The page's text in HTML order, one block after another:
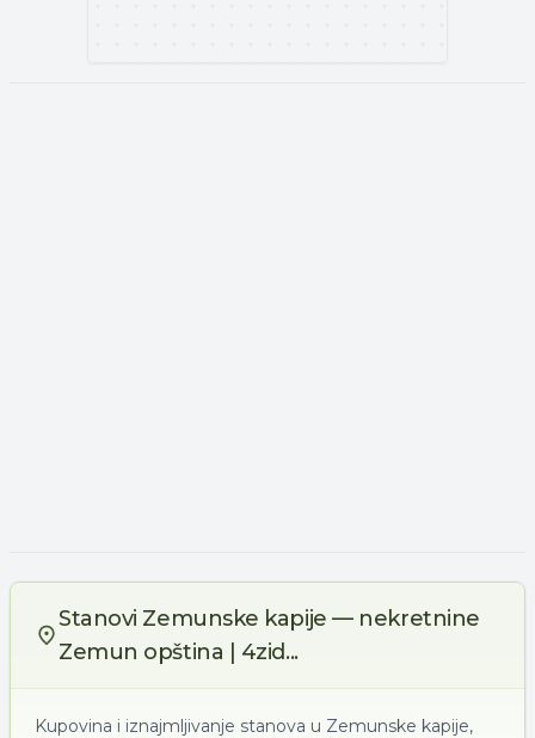
Stanovi Zemunske kapije — nekretnine
Zemun opština | 4zid...
Kupovina i iznajmljivanje stanova u Zemunske kapije,